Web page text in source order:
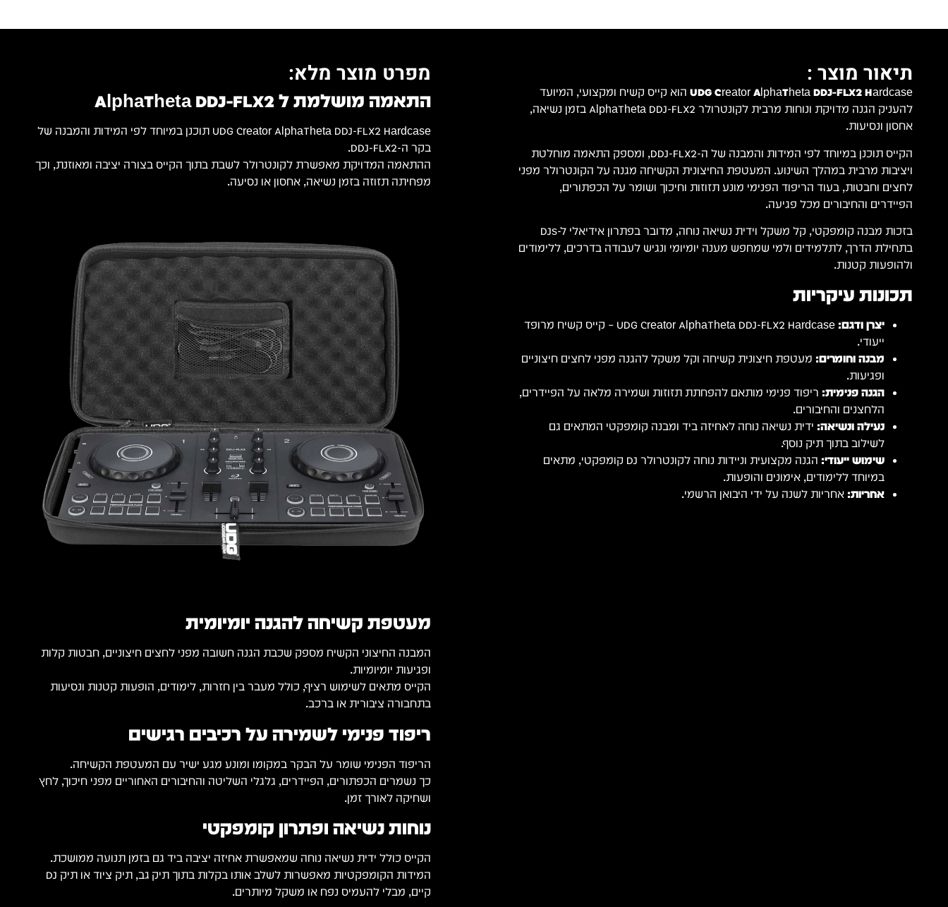
תיאור מוצר :
UDG Creator AlphaTheta DDJ-FLX2 Hardcase הוא קייס קשיח ומקצועי, המיועד
להעניק הגנה מדויקת ונוחות מרבית לקונטרולר AlphaTheta DDJ-FLX2 בזמן נשיאה,
אחסון ונסיעות.
הקייס תוכנן במיוחד לפי המידות והמבנה של ה-DDJ-FLX2, ומספק התאמה מוחלטת
ויציבות מרבית במהלך השינוע. המעטפת החיצונית הקשיחה מגנה על הקונטרולר מפני
לחצים וחבטות, בעוד הריפוד הפנימי מונע תזוזות וחיכוך ושומר על הכפתורים,
הפיידרים והחיבורים מכל פגיעה.
בזכות מבנה קומפקטי, קל משקל וידית נשיאה נוחה, מדובר בפתרון אידיאלי ל-DJs
בתחילת הדרך, לתלמידים ולמי שמחפש מענה יומיומי ונגיש לעבודה בדרכים, ללימודים
ולהופעות קטנות.
תכונות עיקריות
יצרן ודגם:
UDG Creator AlphaTheta DDJ-FLX2 Hardcase – קייס קשיח מרופד
ייעודי.
מבנה וחומרים: מעטפת חיצונית קשיחה וקל משקל להגנה מפני לחצים חיצוניים
ופגיעות.
הגנה פנימית: ריפוד פנימי מותאם להפחתת תזוזות ושמירה מלאה על הפיידרים,
הלחצנים והחיבורים.
נעילה ונשיאה: ידית נשיאה נוחה לאחיזה ביד ומבנה קומפקטי המתאים גם
לשילוב בתוך תיק נוסף.
שימוש ייעודי:
הגנה מקצועית וניידות נוחה לקונטרולר DJ קומפקטי, מתאים
במיוחד ללימודים, אימונים והופעות.
אחריות: אחריות לשנה על ידי היבואן הרשמי.
מפרט מוצר מלא:
התאמה מושלמת ל AlphaTheta DDJ-FLX2
UDG Creator AlphaTheta DDJ-FLX2 Hardcase תוכנן במיוחד לפי המידות והמבנה של
בקר ה-DDJ-FLX2.
ההתאמה המדויקת מאפשרת לקונטרולר לשבת בתוך הקייס בצורה יציבה ומאוזנת, וכך
מפחיתה תזוזה בזמן נשיאה, אחסון או נסיעה.
מעטפת קשיחה להגנה יומיומית
המבנה החיצוני הקשיח מספק שכבת הגנה חשובה מפני לחצים חיצוניים, חבטות קלות
ופגיעות יומיומיות.
הקייס מתאים לשימוש רציף, כולל מעבר בין חזרות, לימודים, הופעות קטנות ונסיעות
בתחבורה ציבורית או ברכב.
ריפוד פנימי לשמירה על רכיבים רגישים
הריפוד הפנימי שומר על הבקר במקומו ומונע מגע ישיר עם המעטפת הקשיחה.
כך נשמרים הכפתורים, הפיידרים, גלגלי השליטה והחיבורים האחוריים מפני חיכוך, לחץ
ושחיקה לאורך זמן.
נוחות נשיאה ופתרון קומפקטי
הקייס כולל ידית נשיאה נוחה שמאפשרת אחיזה יציבה ביד גם בזמן תנועה ממושכת.
המידות הקומפקטיות מאפשרות לשלב אותו בקלות בתוך תיק גב, תיק ציוד או תיק DJ
קיים, מבלי להעמיס נפח או משקל מיותרים.